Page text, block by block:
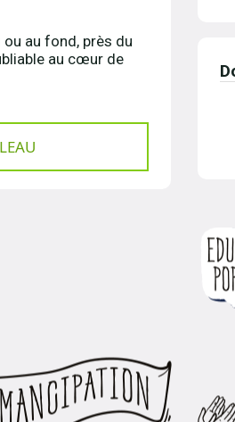
au fond, près du
au cœur de